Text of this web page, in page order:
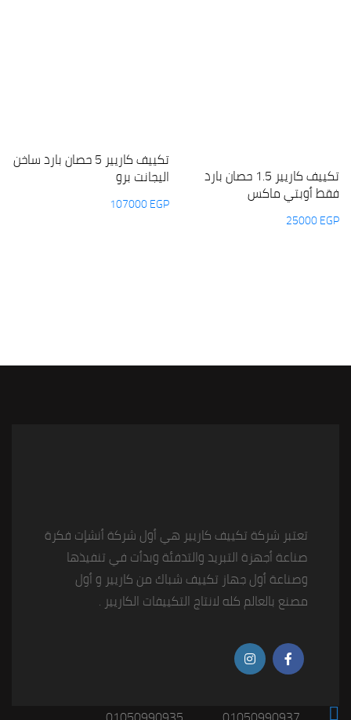
تكييف كاريير 1.5 حصان بارد
فقط أوبتي ماكس
25000EGP
تكييف كاريير 5 حصان بارد ساخن
اليجانت برو
107000EGP
تعتبر شركة تكييف كاريير هي أول شركة أنشإت فكرة
صناعة أجهزة التبريد والتدفئة وبدأت في تنفيذها
وصناعة أول جهاز تكييف شباك من كاريير و أول
مصنع بالعالم كله لانتاج التكييفات الكاريير .